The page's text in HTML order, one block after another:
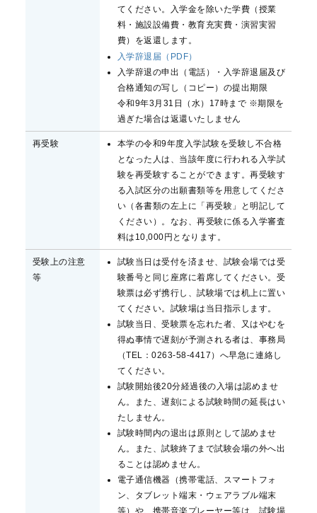
てください。入学金を除いた学費（授業
料・施設設備費・教育充実費・演習実習
費）を返還します。
入学辞退届（PDF）
入学辞退の申出（電話）・入学辞退届及び
合格通知の写し（コピー）の提出期限
令和9年3月31日（水）17時まで ※期限を
過ぎた場合は返還いたしません
再受験
本学の令和9年度入学試験を受験し不合格
となった人は、当該年度に行われる入学試
験を再受験することができます。再受験す
る入試区分の出願書類等を用意してくださ
い（各書類の左上に「再受験」と明記して
ください）。なお、再受験に係る入学審査
料は10,000円となります。
受験上の注意
等
試験当日は受付を済ませ、試験会場では受
験番号と同じ座席に着席してください。受
験票は必ず携行し、試験場では机上に置い
てください。試験場は当日指示します。
試験当日、受験票を忘れた者、又はやむを
得ぬ事情で遅刻が予測される者は、事務局
（TEL：0263-58-4417）へ早急に連絡し
てください。
試験開始後20分経過後の入場は認めませ
ん。また、遅刻による試験時間の延長はい
たしません。
試験時間内の退出は原則として認めませ
ん。また、試験終了まで試験会場の外へ出
ることは認めません。
電子通信機器（携帯電話、スマートフォ
ン、タブレット端末・ウェアラブル端末